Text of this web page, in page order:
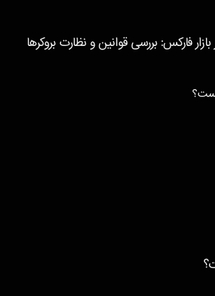
فارکس: بررسی قوانین و نظارت بروکرها